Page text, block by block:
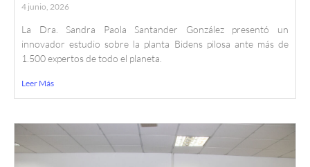
4 junio, 2026
La Dra. Sandra Paola Santander González presentó un
innovador estudio sobre la planta Bidens pilosa ante más de
1.500 expertos de todo el planeta.
Leer Más